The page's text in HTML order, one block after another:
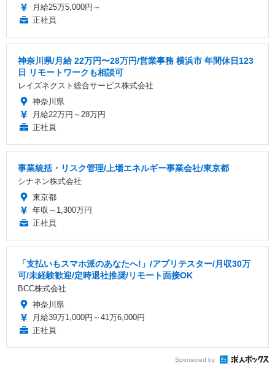
月給25万5,000円～
正社員
神奈川県/月給 22万円〜28万円/営業事務 横浜市 年間休日123
日 リモートワークも相談可
レイズネクスト総合サービス株式会社
神奈川県
月給22万円～28万円
正社員
事業統括・リスク管理/上場エネルギー事業会社/東京都
シナネン株式会社
東京都
年収～1,300万円
正社員
「支払いもスマホ派のあなたへ!」/アプリテスター/月収30万
可/未経験歓迎/定時退社推奨/リモート面接OK
BCC株式会社
神奈川県
月給39万1,000円～41万6,000円
正社員
Sponsored by